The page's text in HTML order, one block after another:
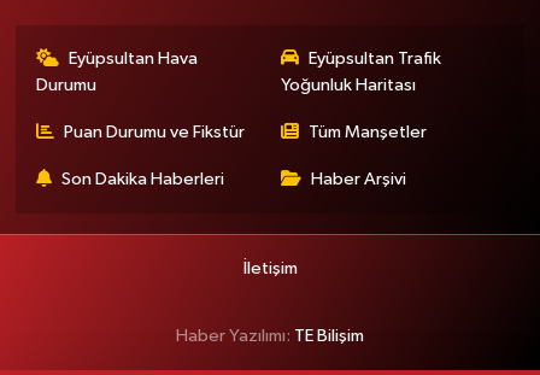
Eyüpsultan Hava
Durumu
Eyüpsultan Trafik
Yoğunluk Haritası
Puan Durumu ve Fikstür Tüm Manşetler
Son Dakika Haberleri Haber Arşivi
İletişim
Haber Yazılımı: TE Bilişim